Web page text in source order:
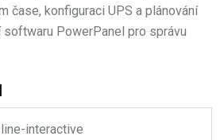
čase, konfiguraci UPS a plánování
PowerPanel pro správu
interactive